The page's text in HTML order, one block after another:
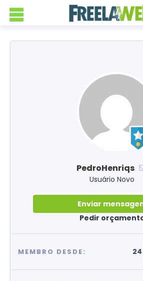
PedroHenriqs
Usuário Novo
Enviar
Pedir
MEMBRO DESDE: